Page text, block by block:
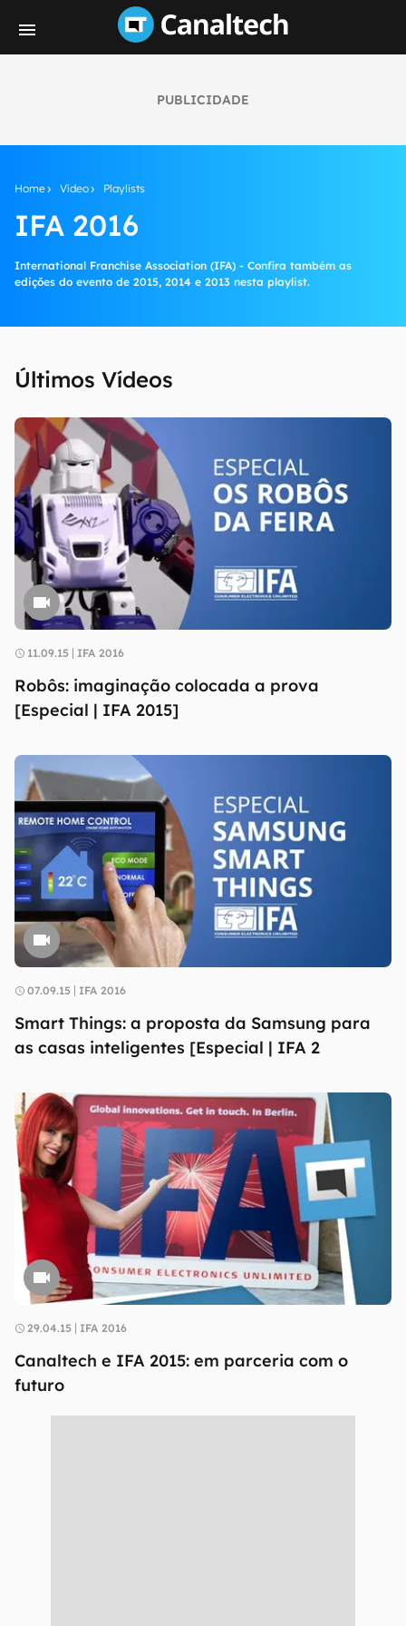
PUBLICIDADE
Home Vídeo Playlists
IFA 2016
International Franchise Association (IFA) - Confira também as
edições do evento de 2015, 2014 e 2013 nesta playlist.
Últimos Vídeos
11.09.15 IFA 2016
Robôs: imaginação colocada a prova
[Especial | IFA 2015]
07.09.15 IFA 2016
Smart Things: a proposta da Samsung para
as casas inteligentes [Especial | IFA 2
29.04.15 IFA 2016
Canaltech e IFA 2015: em parceria com o
futuro